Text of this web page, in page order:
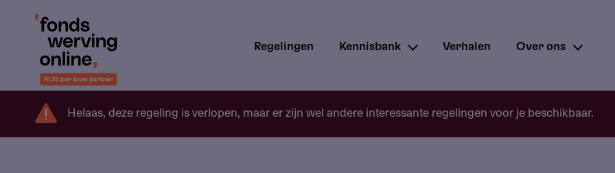
Overslaan
inhoud
HoofdnavigatieRegelingen Kennisbank Verhalen Over ons
Helaas, deze regeling is verlopen, maar er zijn wel andere interessante regelingen voor je beschikbaar.